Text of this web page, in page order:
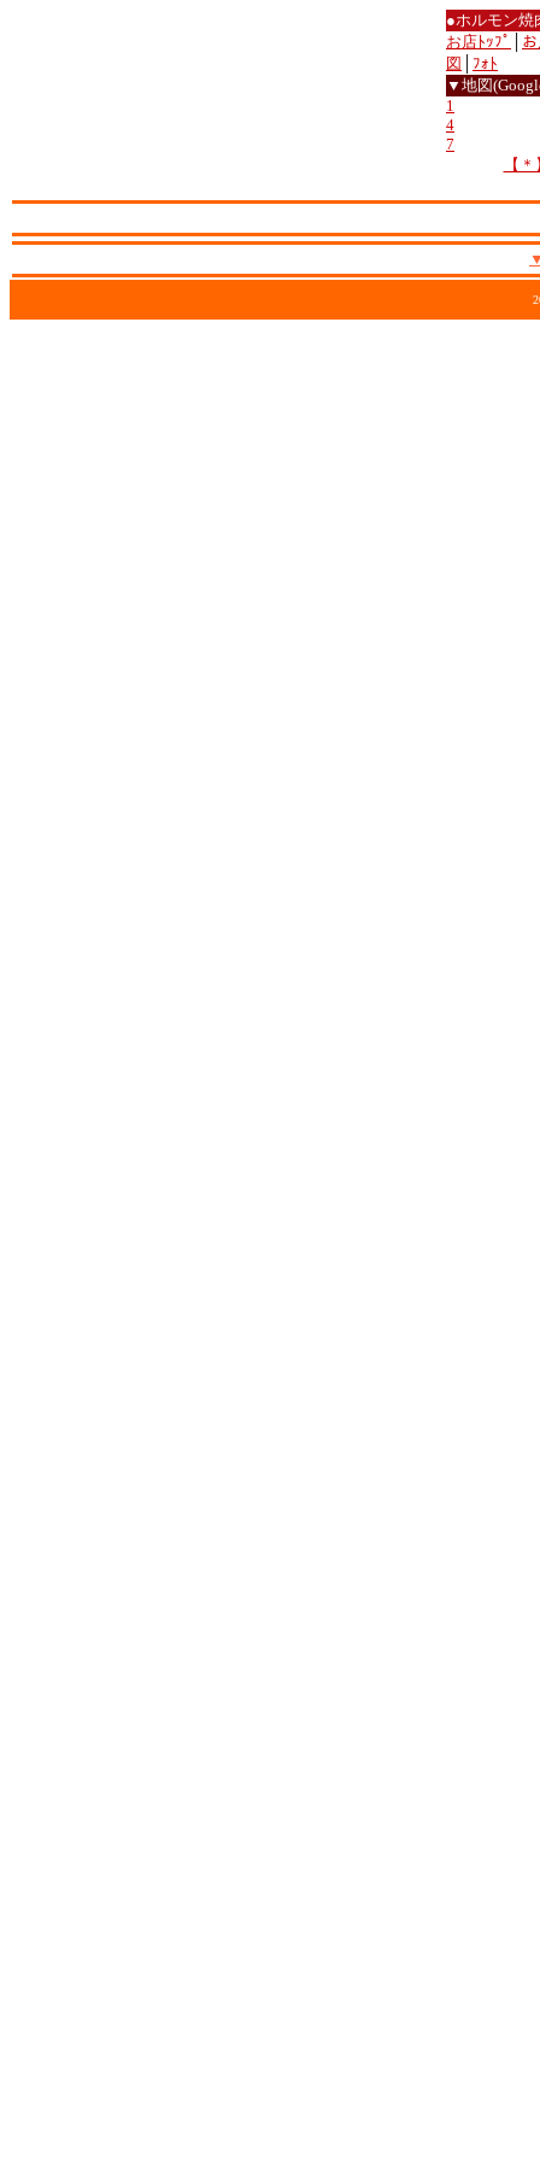
●ホルモン
お店ﾄｯﾌﾟ
図
ﾌｫﾄ
▼地図
1
4
7
【